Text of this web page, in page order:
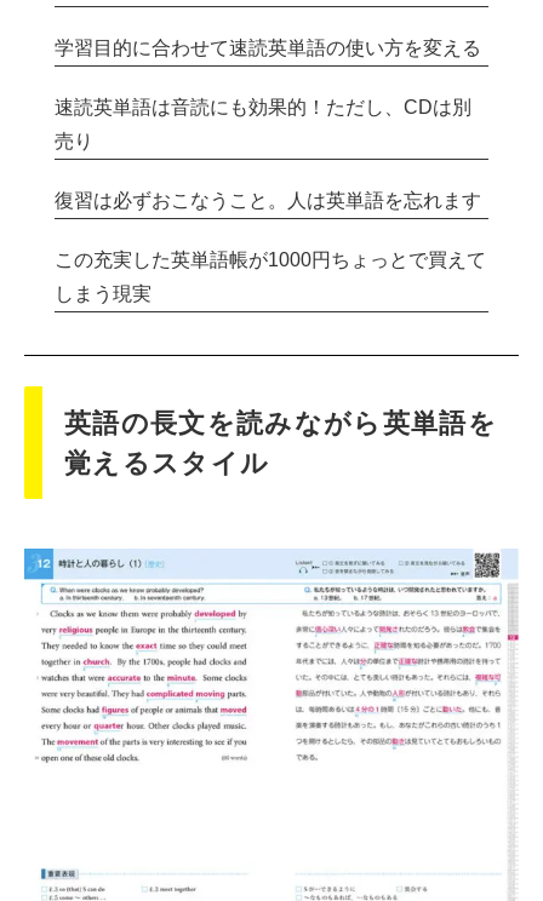
学習目的に合わせて速読英単語の使い方を変える
速読英単語は音読にも効果的！ただし、CDは別
売り
復習は必ずおこなうこと。人は英単語を忘れます
この充実した英単語帳が1000円ちょっとで買えて
しまう現実
英語の長文を読みながら英単語を
覚えるスタイル